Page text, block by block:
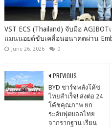
VST ECS (Thailand) จับมือ
แมนนอยด์ขับเคลื่อนอนาคตผ่าน
June 26, 2026 0
PREVIOUS
BYD ชาร์จพลังโค้ช
ไทยสำเร็จ! ส่งต่อ 24
โค้ชคุณภาพ ยก
ระดับฟุตบอลไทย
จากรากฐาน เรียน